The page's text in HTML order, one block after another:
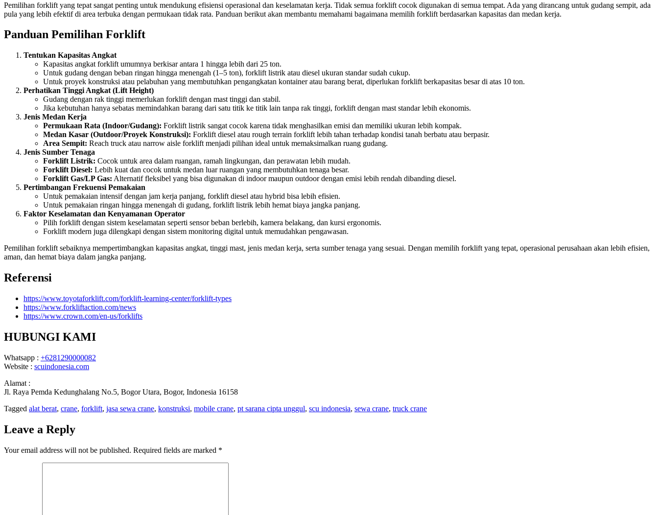
Pemilihan forklift yang tepat sangat penting untuk mendukung efisiensi operasional dan keselamatan kerja. Tidak semua forklift cocok digunakan di semua tempat. Ada yang dirancang untuk gudang sempit, ada
pula yang lebih efektif di area terbuka dengan permukaan tidak rata. Panduan berikut akan membantu memahami bagaimana memilih forklift berdasarkan kapasitas dan medan kerja.
Panduan Pemilihan Forklift
Tentukan Kapasitas Angkat
Kapasitas angkat forklift umumnya berkisar antara 1 hingga lebih dari 25 ton.
Untuk gudang dengan beban ringan hingga menengah (1–5 ton), forklift listrik atau diesel ukuran standar sudah cukup.
Untuk proyek konstruksi atau pelabuhan yang membutuhkan pengangkatan kontainer atau barang berat, diperlukan forklift berkapasitas besar di atas 10 ton.
Perhatikan Tinggi Angkat (Lift Height)
Gudang dengan rak tinggi memerlukan forklift dengan mast tinggi dan stabil.
Jika kebutuhan hanya sebatas memindahkan barang dari satu titik ke titik lain tanpa rak tinggi, forklift dengan mast standar lebih ekonomis.
Jenis Medan Kerja
Permukaan Rata (Indoor/Gudang): Forklift listrik sangat cocok karena tidak menghasilkan emisi dan memiliki ukuran lebih kompak.
Medan Kasar (Outdoor/Proyek Konstruksi): Forklift diesel atau rough terrain forklift lebih tahan terhadap kondisi tanah berbatu atau berpasir.
Area Sempit: Reach truck atau narrow aisle forklift menjadi pilihan ideal untuk memaksimalkan ruang gudang.
Jenis Sumber Tenaga
Forklift Listrik: Cocok untuk area dalam ruangan, ramah lingkungan, dan perawatan lebih mudah.
Forklift Diesel: Lebih kuat dan cocok untuk medan luar ruangan yang membutuhkan tenaga besar.
Forklift Gas/LP Gas: Alternatif fleksibel yang bisa digunakan di indoor maupun outdoor dengan emisi lebih rendah dibanding diesel.
Pertimbangan Frekuensi Pemakaian
Untuk pemakaian intensif dengan jam kerja panjang, forklift diesel atau hybrid bisa lebih efisien.
Untuk pemakaian ringan hingga menengah di gudang, forklift listrik lebih hemat biaya jangka panjang.
Faktor Keselamatan dan Kenyamanan Operator
Pilih forklift dengan sistem keselamatan seperti sensor beban berlebih, kamera belakang, dan kursi ergonomis.
Forklift modern juga dilengkapi dengan sistem monitoring digital untuk memudahkan pengawasan.
Pemilihan forklift sebaiknya mempertimbangkan kapasitas angkat, tinggi mast, jenis medan kerja, serta sumber tenaga yang sesuai. Dengan memilih forklift yang tepat, operasional perusahaan akan lebih efisien,
aman, dan hemat biaya dalam jangka panjang.
Referensi
https://www.toyotaforklift.com/forklift-learning-center/forklift-types
https://www.forkliftaction.com/news
https://www.crown.com/en-us/forklifts
HUBUNGI KAMI
Whatsapp : +6281290000082
Website : scuindonesia.com
Alamat :
Jl. Raya Pemda Kedunghalang No.5, Bogor Utara, Bogor, Indonesia 16158
Tagged alat berat, crane, forklift, jasa sewa crane, konstruksi, mobile crane, pt sarana cipta unggul, scu indonesia, sewa crane, truck crane
Leave a Reply
Your email address will not be published. Required fields are marked *